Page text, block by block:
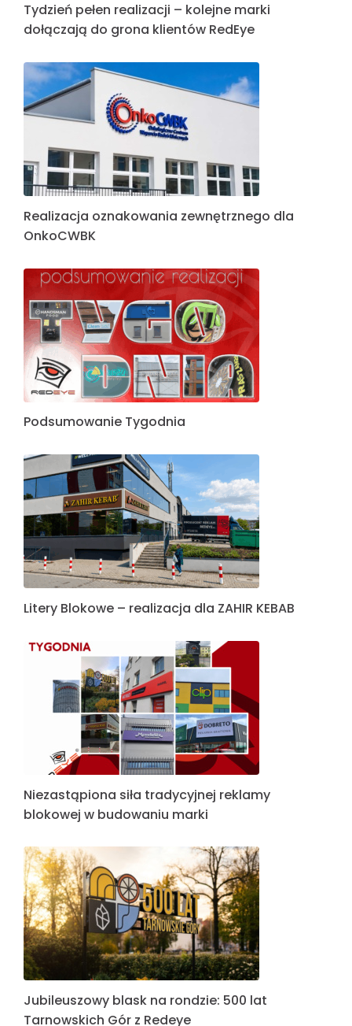
Tydzień pełen realizacji – kolejne marki
dołączają do grona klientów RedEye
Realizacja oznakowania zewnętrznego dla
OnkoCWBK
Podsumowanie Tygodnia
Litery Blokowe – realizacja dla ZAHIR KEBAB
Niezastąpiona siła tradycyjnej reklamy
blokowej w budowaniu marki
Jubileuszowy blask na rondzie: 500 lat
Tarnowskich Gór z Redeye